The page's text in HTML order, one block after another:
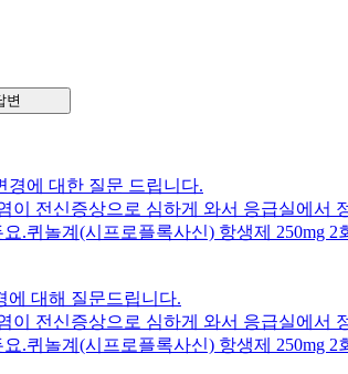
변
경에 대한 질문 드립니다.
이 전신증상으로 심하게 와서 응급실에서
.퀴놀계(시프로플록사신) 항생제 250mg
전신증상은 2일차 저녁에 거의 소실됐고
복용해야 하고 지금 4일, 8회 복용한 상태
내일 의사선생님께 고해성사 할 판입니다
에 대해 질문드립니다.
이 전신증상으로 심하게 와서 응급실에서
.퀴놀계(시프로플록사신) 항생제 250mg
전신증상은 2일차 저녁에 거의 소실됐고